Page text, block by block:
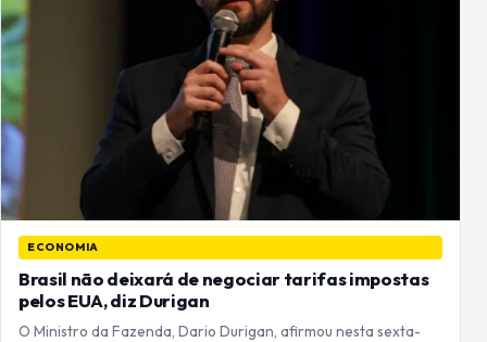
ECONOMIA
Brasil não deixará de negociar tarifas impostas
pelos EUA, diz Durigan
O Ministro da Fazenda, Dario Durigan, afirmou nesta sexta-